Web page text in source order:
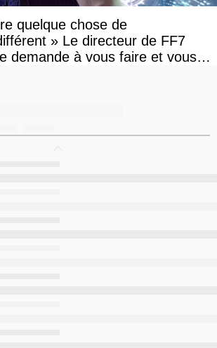
quelque chose de
» Le directeur de FF7
demande à vous faire et vous